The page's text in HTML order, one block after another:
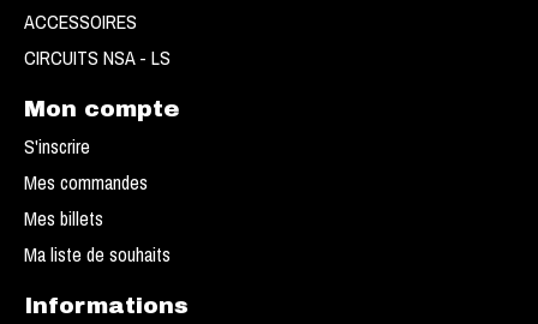
ACCESSOIRES
CIRCUITS NSA - LS
Mon compte
S'inscrire
Mes commandes
Mes billets
Ma liste de souhaits
Informations